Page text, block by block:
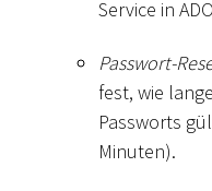
Service in
Passwort-
fest, wie
Passworts
Minuten).